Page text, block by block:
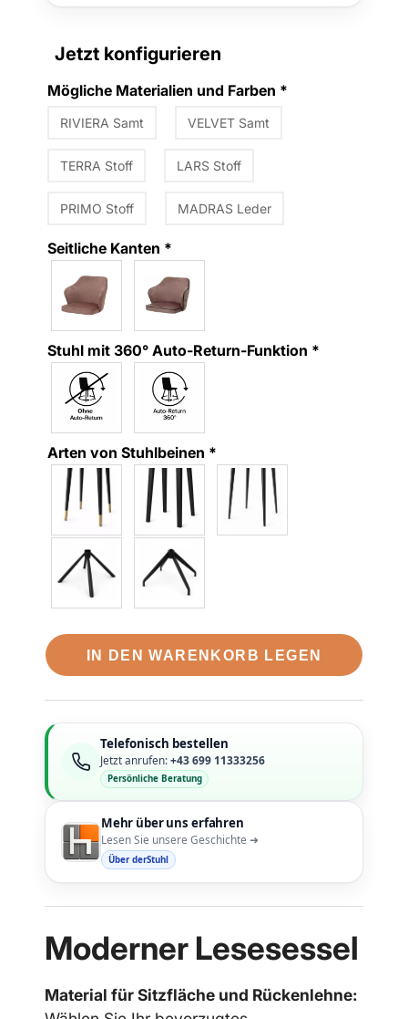
Jetzt konfigurieren
Mögliche Materialien und Farben *
RIVIERA Samt VELVET Samt
TERRA Stoff LARS Stoff
PRIMO Stoff MADRAS Leder
Seitliche Kanten *
Stuhl mit 360° Auto-Return-Funktion *
Arten von Stuhlbeinen *
IN DEN WARENKORB LEGEN
Telefonisch bestellen
Jetzt anrufen:+43 699 11333256
Persönliche Beratung
Mehr über uns erfahren
Lesen Sie unsere Geschichte ➜
Über derStuhl
Moderner Lesesessel
Material für Sitzfläche und Rückenlehne: